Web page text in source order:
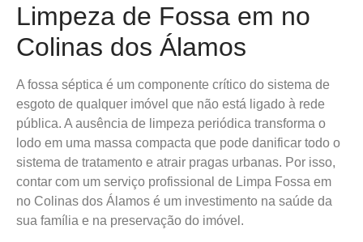
Limpeza de Fossa em no
Colinas dos Álamos
A fossa séptica é um componente crítico do sistema de
esgoto de qualquer imóvel que não está ligado à rede
pública. A ausência de limpeza periódica transforma o
lodo em uma massa compacta que pode danificar todo o
sistema de tratamento e atrair pragas urbanas. Por isso,
contar com um serviço profissional de Limpa Fossa em
no Colinas dos Álamos é um investimento na saúde da
sua família e na preservação do imóvel.